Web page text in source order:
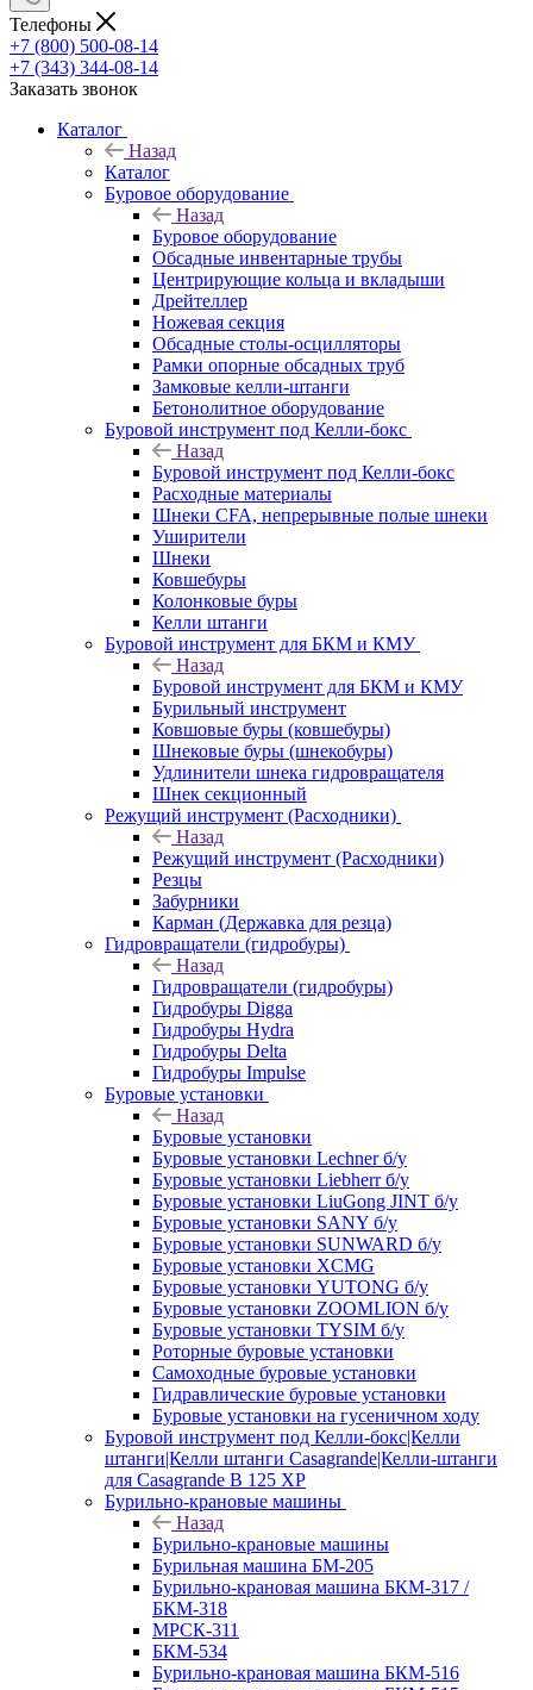
Телефоны
+7 (800) 500-08-14
+7 (343) 344-08-14
Заказать звонок
Каталог
Назад
Каталог
Буровое оборудование
Назад
Буровое оборудование
Обсадные инвентарные трубы
Центрирующие кольца и вкладыши
Дрейтеллер
Ножевая секция
Обсадные столы-осцилляторы
Рамки опорные обсадных труб
Замковые келли-штанги
Бетонолитное оборудование
Буровой инструмент под Келли-бокс
Назад
Буровой инструмент под Келли-бокс
Расходные материалы
Шнеки CFA, непрерывные полые шнеки
Уширители
Шнеки
Ковшебуры
Колонковые буры
Келли штанги
Буровой инструмент для БКМ и КМУ
Назад
Буровой инструмент для БКМ и КМУ
Бурильный инструмент
Ковшовые буры (ковшебуры)
Шнековые буры (шнекобуры)
Удлинители шнека гидровращателя
Шнек секционный
Режущий инструмент (Расходники)
Назад
Режущий инструмент (Расходники)
Резцы
Забурники
Карман (Державка для резца)
Гидровращатели (гидробуры)
Назад
Гидровращатели (гидробуры)
Гидробуры Digga
Гидробуры Hydra
Гидробуры Delta
Гидробуры Impulse
Буровые установки
Назад
Буровые установки
Буровые установки Lechner б/у
Буровые установки Liebherr б/у
Буровые установки LiuGong JINT б/у
Буровые установки SANY б/у
Буровые установки SUNWARD б/у
Буровые установки XCMG
Буровые установки YUTONG б/у
Буровые установки ZOOMLION б/у
Буровые установки TYSIM б/у
Роторные буровые установки
Самоходные буровые установки
Гидравлические буровые установки
Буровые установки на гусеничном ходу
Буровой инструмент под Келли-бокс|Келли
штанги|Келли штанги Casagrande|Келли-штанги
для Casagrande B 125 XP
Бурильно-крановые машины
Назад
Бурильно-крановые машины
Бурильная машина БМ-205
Бурильно-крановая машина БКМ-317 /
БКМ-318
МРСК-311
БКМ-534
Бурильно-крановая машина БКМ-516